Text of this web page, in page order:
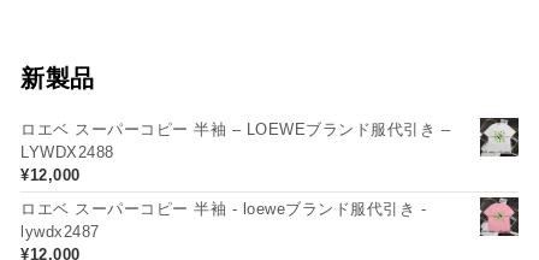
新製品
ロエベ スーパーコピー 半袖 – LOEWEブランド服代引き –
LYWDX2488
¥12,000
ロエベ スーパーコピー 半袖 - loeweブランド服代引き -
lywdx2487
¥12,000